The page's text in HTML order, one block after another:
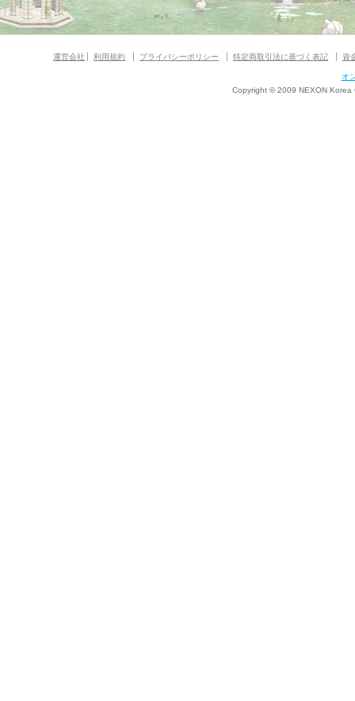
運営会社 利用規約 プライバシーポリシー 特定商取引法に基づく表記 資
オ
Copyright © 2009 NEXON Korea